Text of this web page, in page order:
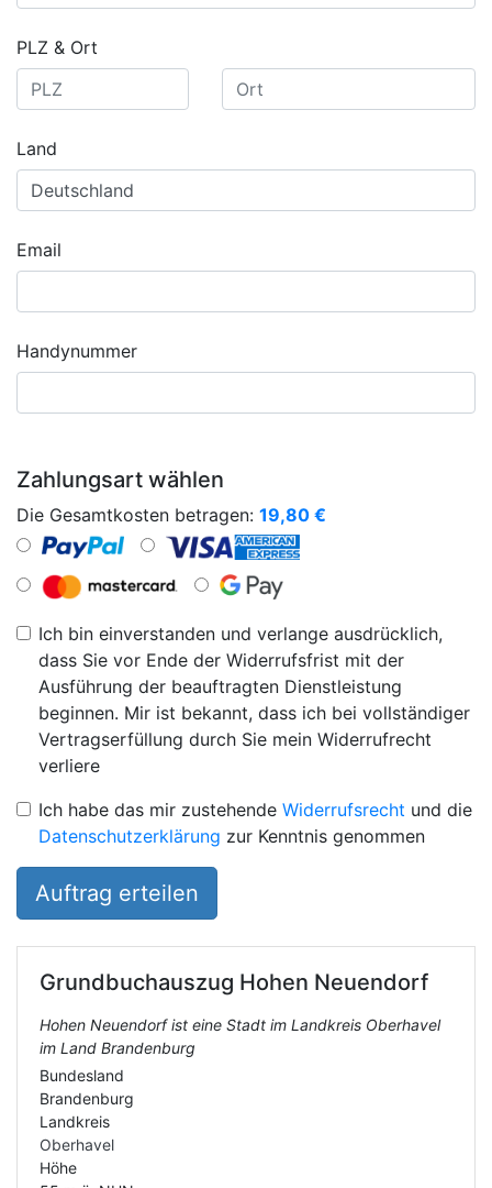
PLZ & Ort
Land
Email
Handynummer
Zahlungsart wählen
Die Gesamtkosten betragen: 19,80 €
Ich bin einverstanden und verlange ausdrücklich,
dass Sie vor Ende der Widerrufsfrist mit der
Ausführung der beauftragten Dienstleistung
beginnen. Mir ist bekannt, dass ich bei vollständiger
Vertragserfüllung durch Sie mein Widerrufrecht
verliere
Ich habe das mir zustehende Widerrufsrecht und die
Datenschutzerklärung zur Kenntnis genommen
Auftrag erteilen
Grundbuchauszug Hohen Neuendorf
Hohen Neuendorf ist eine Stadt im Landkreis Oberhavel
im Land Brandenburg
Bundesland
Brandenburg
Landkreis
Oberhavel
Höhe